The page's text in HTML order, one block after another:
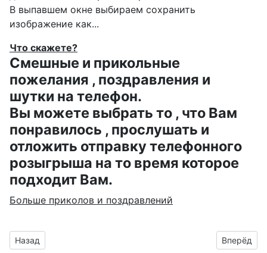
В выпавшем окне выбираем сохранить
изображение как...
Что скажете?
Смешные и прикольные
пожелания , поздравления и
шутки на телефон.
Вы можете выбрать то , что Вам
понравилось , прослушать и
отложить отправку телефонного
розыгрыша на то время которое
подходит Вам.
Больше приколов и поздравлений
Предыдущий материал: Открытки для Альбинчика на
Назад Вперёд